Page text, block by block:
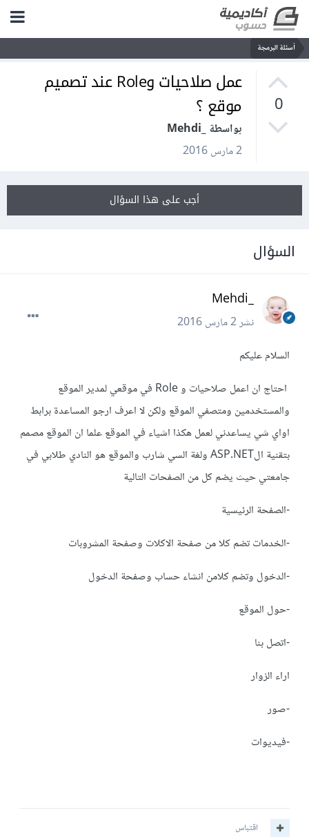
أسئلة البرمجة
0
عمل صلاحيات وRole عند تصميم
موقع ؟
بواسطة _Mehdi
2 مارس 2016
أجب على هذا السؤال
السؤال
_Mehdi
نشر2 مارس 2016
السلام عليكم
احتاج ان اعمل صلاحيات و Role في موقعي لمدير الموقع
والمستخدمين ومتصفي الموقع ولكن لا اعرف ارجو المساعدة برابط
اواي شي يساعدني لعمل هكذا اشياء في الموقع علما ان الموقع مصمم
بتقنية الASP.NET ولغة السي شارب والموقع هو النادي طلابي في
جامعتي حيث يضم كل من الصفحات التالية
-الصفحة الرئيسية
-الخدمات تضم كلا من صفحة الاكلات وصفحة المشروبات
-الدخول وتضم كلامن انشاء حساب وصفحة الدخول
-حول الموقع
-اتصل بنا
اراء الزوار
-صور
-فيديوات
اقتباس